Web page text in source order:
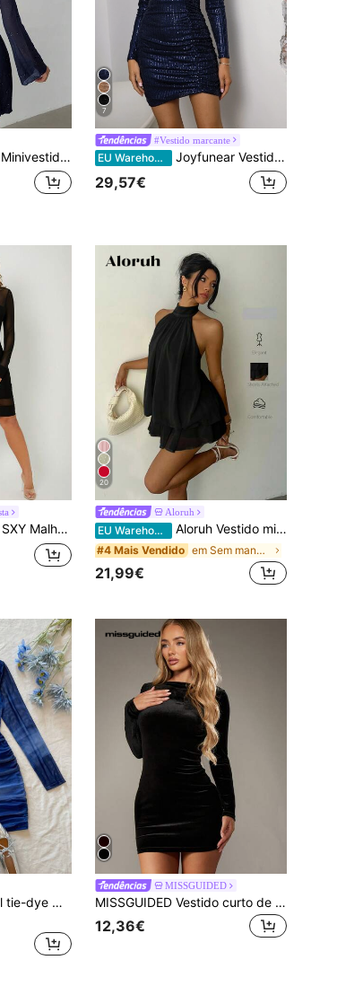
nas costas, sexy e justo em tecido brilhante
7
#Vestido marcante
EU Warehouse Joyfunear Vestido justo elegante para mulher com decote em V profundo, plissado e lantejoulas
29,57€
Sheer Simples elegante Vestido
20
Aloruh
EU Warehouse Aloruh Vestido mini elegante de verão preto para mulher com decote halter e laço, para festa, convidada de casamento, saída noturna e aniversário, roupa de lua de mel e férias numa ilha
#4 Mais Vendido em Sem mangas Mini Vestidos Femininos
21,99€
Soleia Vestido casual tie-dye manga comprida bodycon para mulheres, outono/inverno
MISSGUIDED
MISSGUIDED Vestido curto de veludo de manga comprida, justo ao corpo, para festas, baladas, saídas noturnas, feriados, inverno, ocasiões formais e eventos noturnos.
12,36€